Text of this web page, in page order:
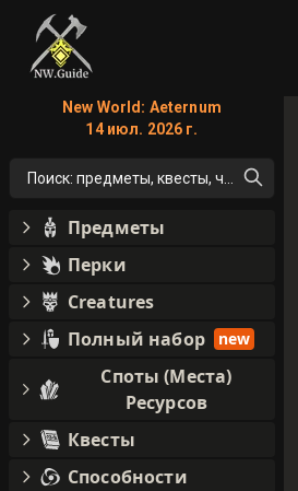
New World: Aeternum
14 июл. 2026 г.
Поиск: предметы, квесты, что угодно!
Предметы
Перки
Creatures
Полный набор
new
Споты (Места)
Ресурсов
Квесты
Способности